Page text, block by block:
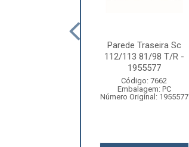
Parede Traseira Sc
112/113 81/98 T/R -
1955577
Código: 7662
Embalagem: PC
Número Original: 1955577